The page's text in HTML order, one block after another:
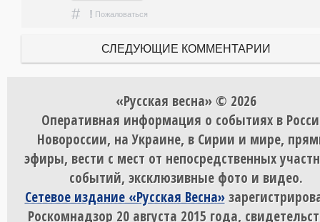
# ! Пожаловаться
СЛЕДУЮЩИЕ КОММЕНТАРИИ
«Русская весна» © 2026
Оперативная информация о событиях в
Новороссии, на Украине, в Сирии и мире,
эфиры, вести с мест от непосредственных
событий, эксклюзивные фото и видео.
Сетевое издание «Русская Весна»
Роскомнадзор 20 августа 2015 года,